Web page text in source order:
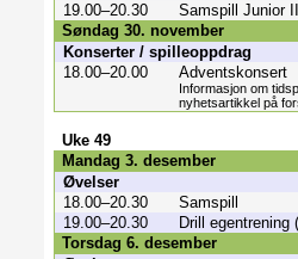
19.00–20.30
Samspill Junior II
Søndag 30. november
Konserter / spilleoppdrag
18.00–20.00
Adventskonsert
Informasjon om
nyhetsartikkel på
Uke 49
Mandag 3. desember
Øvelser
18.00–20.30
Samspill
19.00–20.30
Drill egentrening
Torsdag 6. desember